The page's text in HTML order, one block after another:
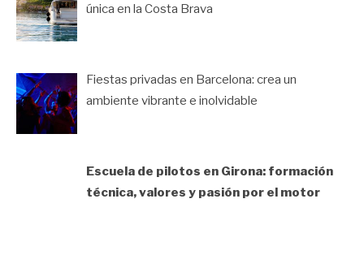
única en la Costa Brava
Fiestas privadas en Barcelona: crea un
ambiente vibrante e inolvidable
Escuela de pilotos en Girona: formación
técnica, valores y pasión por el motor